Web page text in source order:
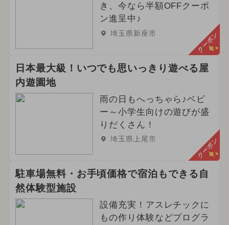
き、今なら半額OFFクーポ
ン進呈中♪
埼玉県新座市 クーポン
日本最大級！いつでも思いっきり遊べる屋
内遊園地
雨の日もへっちゃら♪ベビ
ー～小学生向けの遊びが盛
りだくさん！
埼玉県上尾市 クーポン
駐車場無料・お手頃価格で宿泊もできる自
然体験型施設
設備充実！アスレチックに
もの作り体験などプログラ